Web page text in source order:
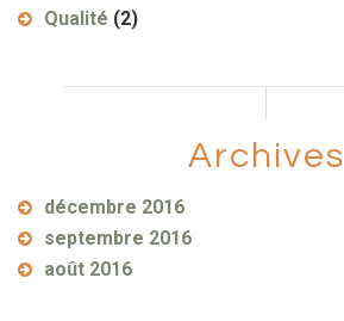
Qualité (2)
Archives
décembre 2016
septembre 2016
août 2016